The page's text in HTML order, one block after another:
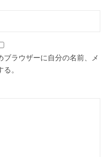
ラウザーに自分の名前、メ
。